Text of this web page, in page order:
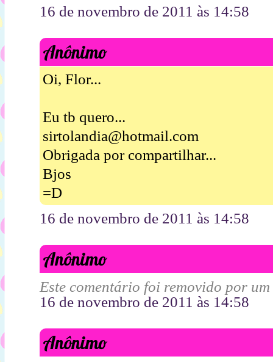
16 de novembro de 2011 às 14:58
Anônimo
Oi, Flor...
Eu tb quero...
sirtolandia@hotmail.com
Obrigada por compartilhar...
Bjos
=D
16 de novembro de 2011 às 14:58
Anônimo
Este comentário foi removido por
16 de novembro de 2011 às 14:58
Anônimo